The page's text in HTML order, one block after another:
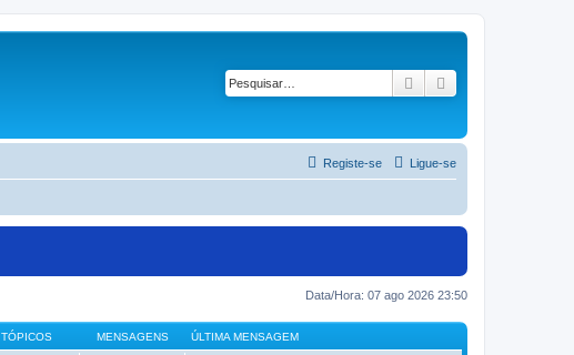
Pesquisar
Ligue-se
Registe-se
Data/Hora: 07 ago 2026 23:50
TÓPICOS MENSAGENS ÚLTIMA MENSAGEM